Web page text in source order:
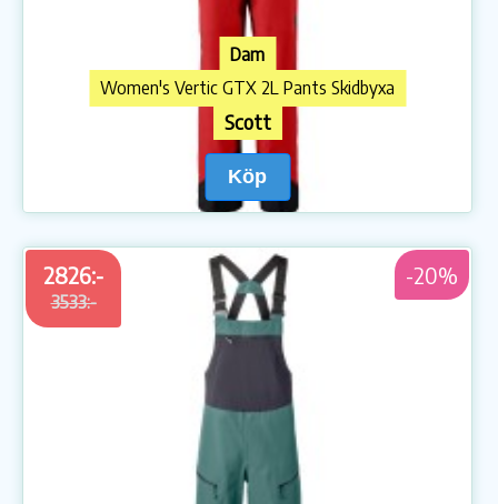
Dam
Women's Vertic GTX 2L Pants Skidbyxa
Scott
Köp
2826:-
3533:-
-20%